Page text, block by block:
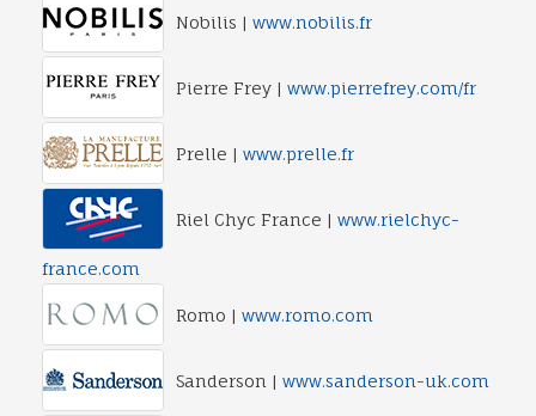
Nobilis | www.nobilis.fr
Pierre Frey | www.pierrefrey.com/fr
Prelle | www.prelle.fr
Riel Chyc France | www.rielchyc-
france.com
Romo | www.romo.com
Sanderson | www.sanderson-uk.com